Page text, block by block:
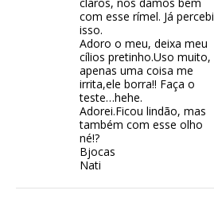
com esse rímel. Já percebi
isso.
Adoro o meu, deixa meu
cílios pretinho.Uso muito,
apenas uma coisa me
irrita,ele borra!! Faça o
teste…hehe.
Adorei.Ficou lindão, mas
também com esse olho
né!?
Bjocas
Nati